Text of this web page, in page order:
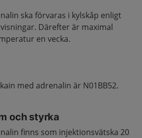
ska förvaras i kylskåp enligt
Därefter är maximal
en vecka.
med adrenalin är N01BB52.
och styrka
finns som injektionsvätska 20